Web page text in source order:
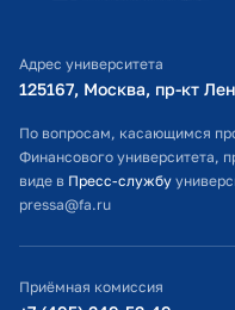
Оплата обучения
Расписание занятий
Студенческий офис
Официальный адрес
Министерство
Адрес университета
125167, Москва, пр-кт
По вопросам, касающимся
Финансового университета,
виде в Пресс-службу
pressa@fa.ru
Приёмная комиссия